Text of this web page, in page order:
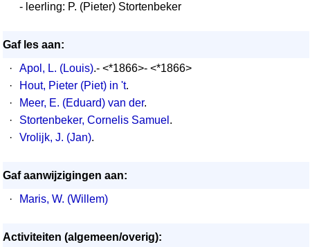
- leerling: P. (Pieter) Stortenbeker
Gaf les aan:
·
Apol, L. (Louis).- <*1866>- <*1866>
·
Hout, Pieter (Piet) in 't.
·
Meer, E. (Eduard) van der.
·
Stortenbeker, Cornelis Samuel .
·
Vrolijk, J. (Jan).
Gaf aanwijzigingen aan:
·
Maris, W. (Willem)
Activiteiten (algemeen/overig):